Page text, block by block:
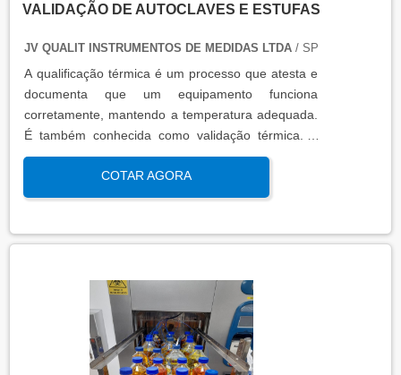
VALIDAÇÃO DE AUTOCLAVES E ESTUFAS
JV QUALIT INSTRUMENTOS DE MEDIDAS LTDA/ SP
A qualificação térmica é um processo que atesta e
documenta que um equipamento funciona
corretamente, mantendo a temperatura adequada.
É também conhecida como validação térmica. A
qualificação térmica é importante para garantir a
qualidade e eficiência de equipamentos que
precisam de controle de temperatura. É aplicada a
produtos, como autoclaves, estufas, câmaras frias,
qualificação térmica é apresentado em um relatório
técnico que contém informações como gráficos,
certificados de calibração e a conclusão das
condições funcionais.
COTAR AGORA